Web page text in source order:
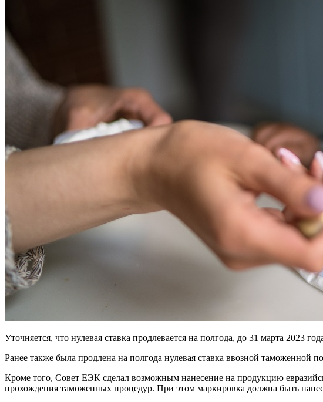
Уточняется, что нулевая ставка продлевается на полгода, до 31 марта 2023
Ранее также была продлена на полгода нулевая ставка ввозной таможенной
Кроме того, Совет ЕЭК сделал возможным нанесение на продукцию
прохождения таможенных процедур. При этом маркировка должна быть